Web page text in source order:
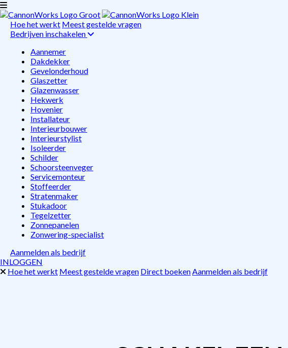
Hoe het werkt Meest gestelde vragen
Bedrijven inschakelen
Aannemer
Dakdekker
Gevelonderhoud
Glaszetter
Glazenwasser
Hekwerk
Hovenier
Installateur
Interieurbouwer
Interieurstylist
Isoleerder
Schilder
Schoorsteenveger
Servicemonteur
Stoffeerder
Stratenmaker
Stukadoor
Tegelzetter
Zonnepanelen
Zonwering-specialist
Aanmelden als bedrijf
INLOGGEN
Hoe het werkt Meest gestelde vragen Direct boekenAanmelden als bedrijf